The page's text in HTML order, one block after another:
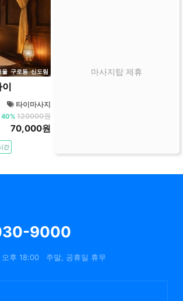
울 구로동 신도림
이
타이마사지
40% 120000원
70,000원
간
마사지탑 제휴
9000
후 18:00 주말, 공휴일 휴무